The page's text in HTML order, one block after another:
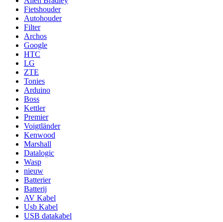
Fietshouder
Autohouder
Filter
Archos
Google
HTC
LG
ZTE
Tonies
Arduino
Boss
Kettler
Premier
Voigtländer
Kenwood
Marshall
Datalogic
Wasp
nieuw
Batterier
Batterij
AV Kabel
Usb Kabel
USB datakabel